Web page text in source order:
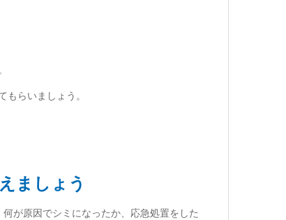
らいましょう。
ましょう
が原因でシミになったか、応急処置をした